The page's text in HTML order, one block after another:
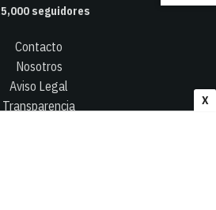
X
seguidores
Contacto
Nosotros
Aviso Legal
Transparencia